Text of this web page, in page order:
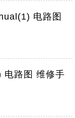
电路图
路图 维修手